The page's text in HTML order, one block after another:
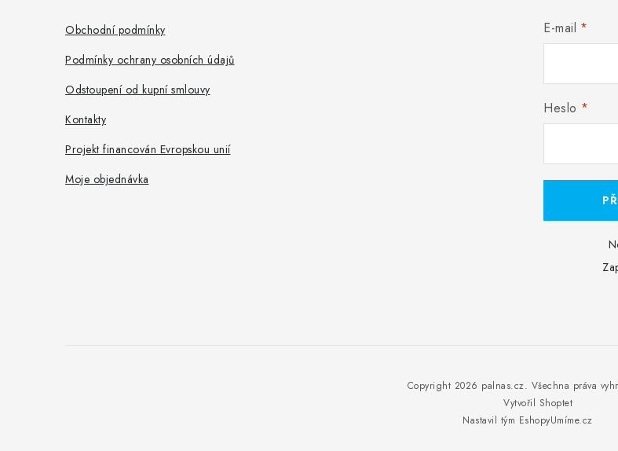
Obchodní podmínky
Podmínky ochrany osobních údajů
Odstoupení od kupní smlouvy
Kontakty
Projekt financován Evropskou unií
Moje objednávka
E-mail
Heslo
Vytvořil Shoptet
Nastavil tým EshopyUmíme.cz
Copyright 2026 palnas.cz. Všechna práva